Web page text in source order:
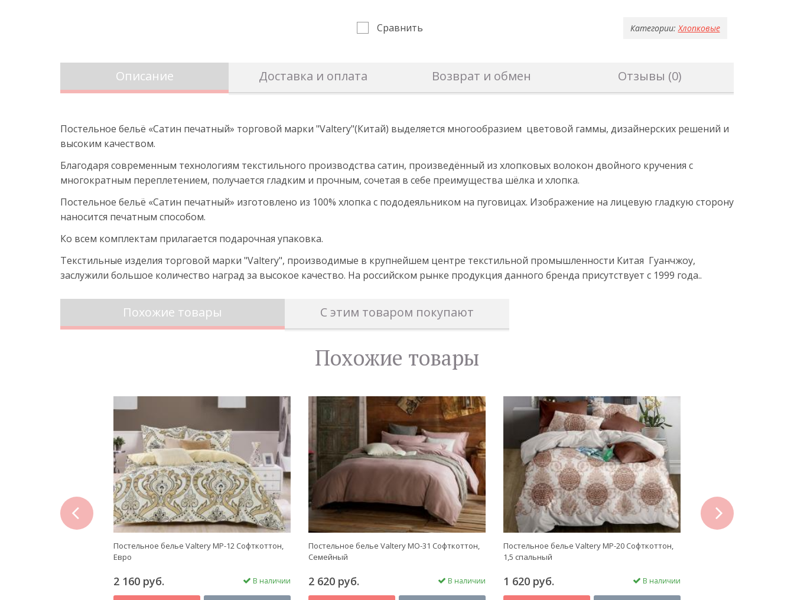
Сравнить Категории: Хлопковые
Описание Доставка и оплата Возврат и обмен Отзывы (0)
Постельное бельё «Сатин печатный» торговой марки "Valtery"(Китай) выделяется многообразием цветовой гаммы, дизайнерских решений и
высоким качеством.
Благодаря современным технологиям текстильного производства сатин, произведённый из хлопковых волокон двойного кручения с
многократным переплетением, получается гладким и прочным, сочетая в себе преимущества шёлка и хлопка.
Постельное бельё «Сатин печатный» изготовлено из 100% хлопка с пододеяльником на пуговицах. Изображение на лицевую гладкую сторону
наносится печатным способом.
Ко всем комплектам прилагается подарочная упаковка.
Текстильные изделия торговой марки "Valtery", производимые в крупнейшем центре текстильной промышленности Китая Гуанчжоу,
заслужили большое количество наград за высокое качество. На российском рынке продукция данного бренда присутствует с 1999 года..
Похожие товары С этим товаром покупают
Похожие товары
Постельное белье Valtery MP-12 Софткоттон,
Евро
2 160 руб. В наличии
Постельное белье Valtery MO-31 Софткоттон,
Семейный
2 620 руб. В наличии
Постельное белье Valtery MP-20 Софткоттон,
1,5 спальный
1 620 руб. В наличии
next